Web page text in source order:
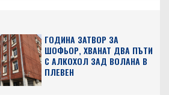
ГОДИНА ЗАТВОР ЗА
ШОФЬОР, ХВАНАТ ДВА ПЪТИ
С АЛКОХОЛ ЗАД ВОЛАНА В
ПЛЕВЕН